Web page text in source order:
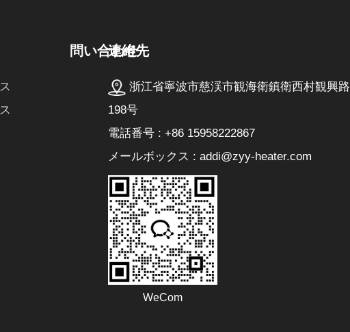
問い合わせ
連絡先
浙江省寧波市慈渓市観海衛鎮衛西村観興路
198号
電話番号 : +86 15958222867
メールボックス : addi@zyy-heater.com
WeCom